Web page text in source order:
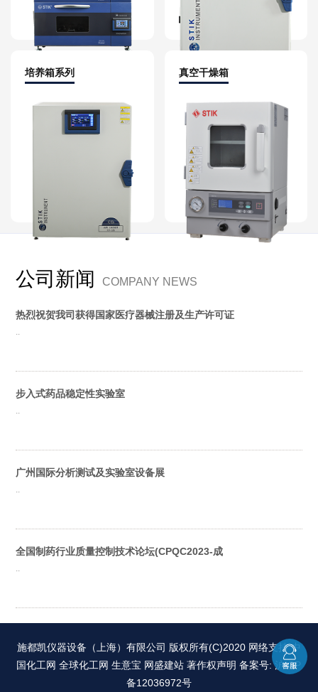
培养箱系列 真空干燥箱
公司新闻 COMPANY NEWS
热烈祝贺我司获得国家医疗器械注册及生产许可证
..
步入式药品稳定性实验室
..
广州国际分析测试及实验室设备展
..
全国制药行业质量控制技术论坛(CPQC2023-成
..
施都凯仪器设备（上海）有限公司 版权所有(C)2020 网络支持中
国化工网 全球化工网 生意宝 网盛建站 著作权声明 备案号: 沪ICP
备12036972号